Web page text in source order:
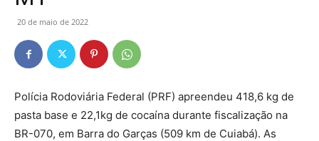
20 de maio de 2022
Polícia Rodoviária Federal (PRF) apreendeu 418,6 kg de
pasta base e 22,1kg de cocaína durante fiscalização na
BR-070, em Barra do Garças (509 km de Cuiabá). As